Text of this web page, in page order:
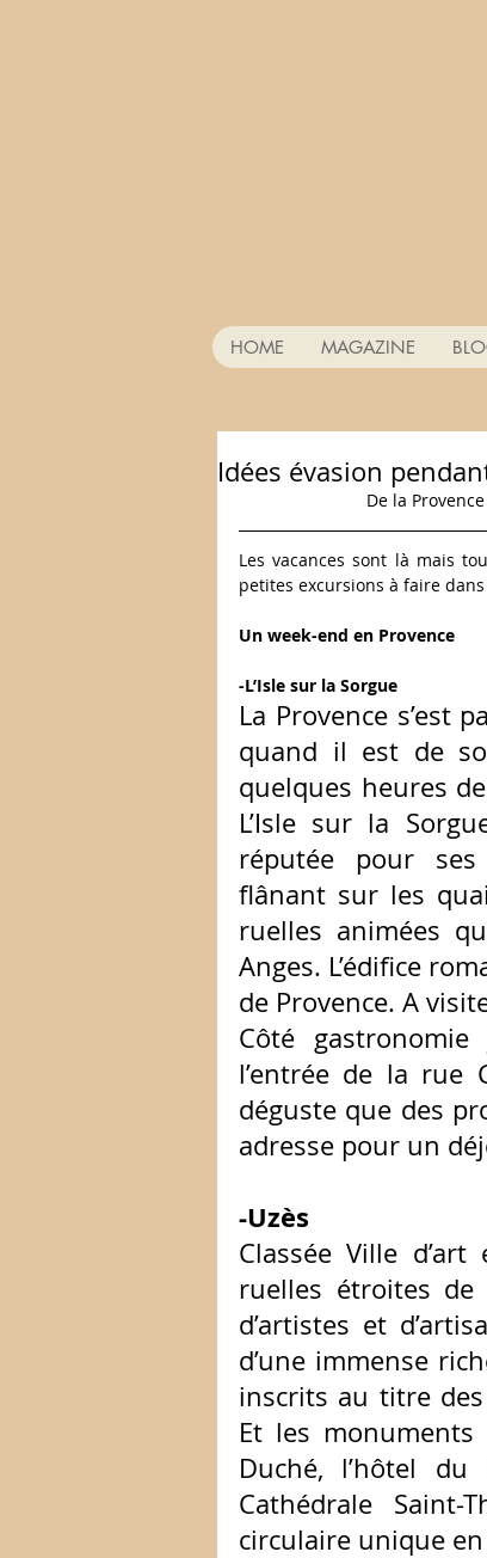
HOME MAGAZINE
Idées évasion
De la
Les vacances sont là mais
petites excursions à faire
Un week-end en Provence
-L’Isle sur la Sorgue
La Provence s’est
quand il est de
quelques heures
L’Isle sur la
réputée pour ses
flânant sur les
ruelles animées
Anges. L’édifice
de Provence. A
Côté
l’entrée de la rue
déguste que des
adresse pour un
-Uzès
Classée Ville
ruelles étroites de
d’artistes et
d’une immense
inscrits au titre
Et les
Duché, l’hôtel
Cathédrale
circulaire unique en